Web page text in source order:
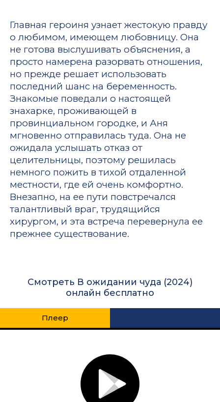
Главная героиня узнает жестокую правду
о любимом, имеющем любовницу. Она
не готова выслушивать объяснения, а
просто намерена разорвать отношения,
но прежде решает использовать
последний шанс на беременность.
Знакомые поведали о настоящей
знахарке, проживающей в
провинциальном городке, и Аня
мгновенно отправилась туда. Она не
ожидала услышать отказ от
целительницы, поэтому решилась
немного пожить в тихой отдаленной
местности, где ей очень комфортно.
Внезапно, на ее пути повстречался
талантливый враг, трудящийся
хирургом, и эта встреча перевернула ее
прежнее существование.
Смотреть В ожидании чуда (2024)
онлайн бесплатно
Плеер